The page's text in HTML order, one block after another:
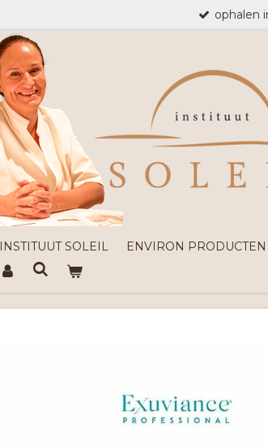
ophalen
INSTITUUT SOLEIL ENVIRON PRODUCTEN